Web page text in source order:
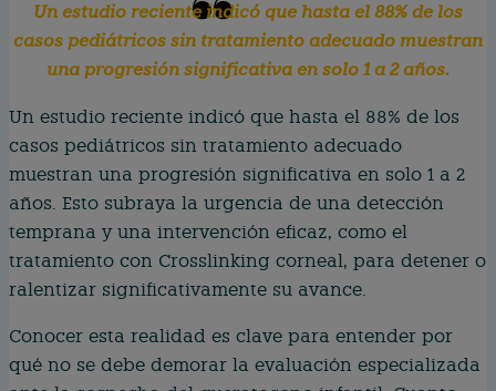
Un estudio reciente indicó que hasta el 88% de los
casos pediátricos sin tratamiento adecuado muestran
una progresión significativa en solo 1 a 2 años.
Un estudio reciente indicó que hasta el 88% de los
casos pediátricos sin tratamiento adecuado
muestran una progresión significativa en solo 1 a 2
años. Esto subraya la urgencia de una detección
temprana y una intervención eficaz, como el
tratamiento con Crosslinking corneal, para detener o
ralentizar significativamente su avance.
Conocer esta realidad es clave para entender por
qué no se debe demorar la evaluación especializada